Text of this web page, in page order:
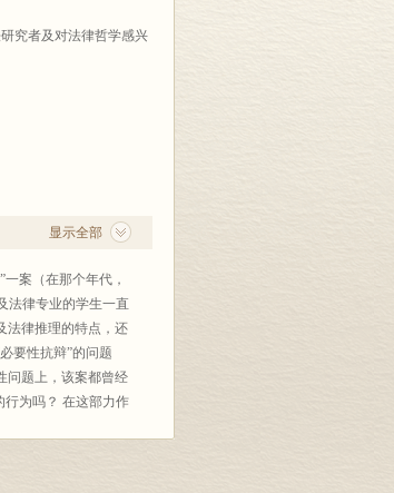
究者及对法律哲学感兴
显示全部
案（在那个年代，
法律专业的学生一直
法律推理的特点，还
要性抗辩”的问题
问题上，该案都曾经
行为吗？ 在这部力作